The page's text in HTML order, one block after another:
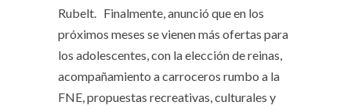
Rubelt. Finalmente, anunció que en los
próximos meses se vienen más ofertas para
los adolescentes, con la elección de reinas,
acompañamiento a carroceros rumbo a la
FNE, propuestas recreativas, culturales y